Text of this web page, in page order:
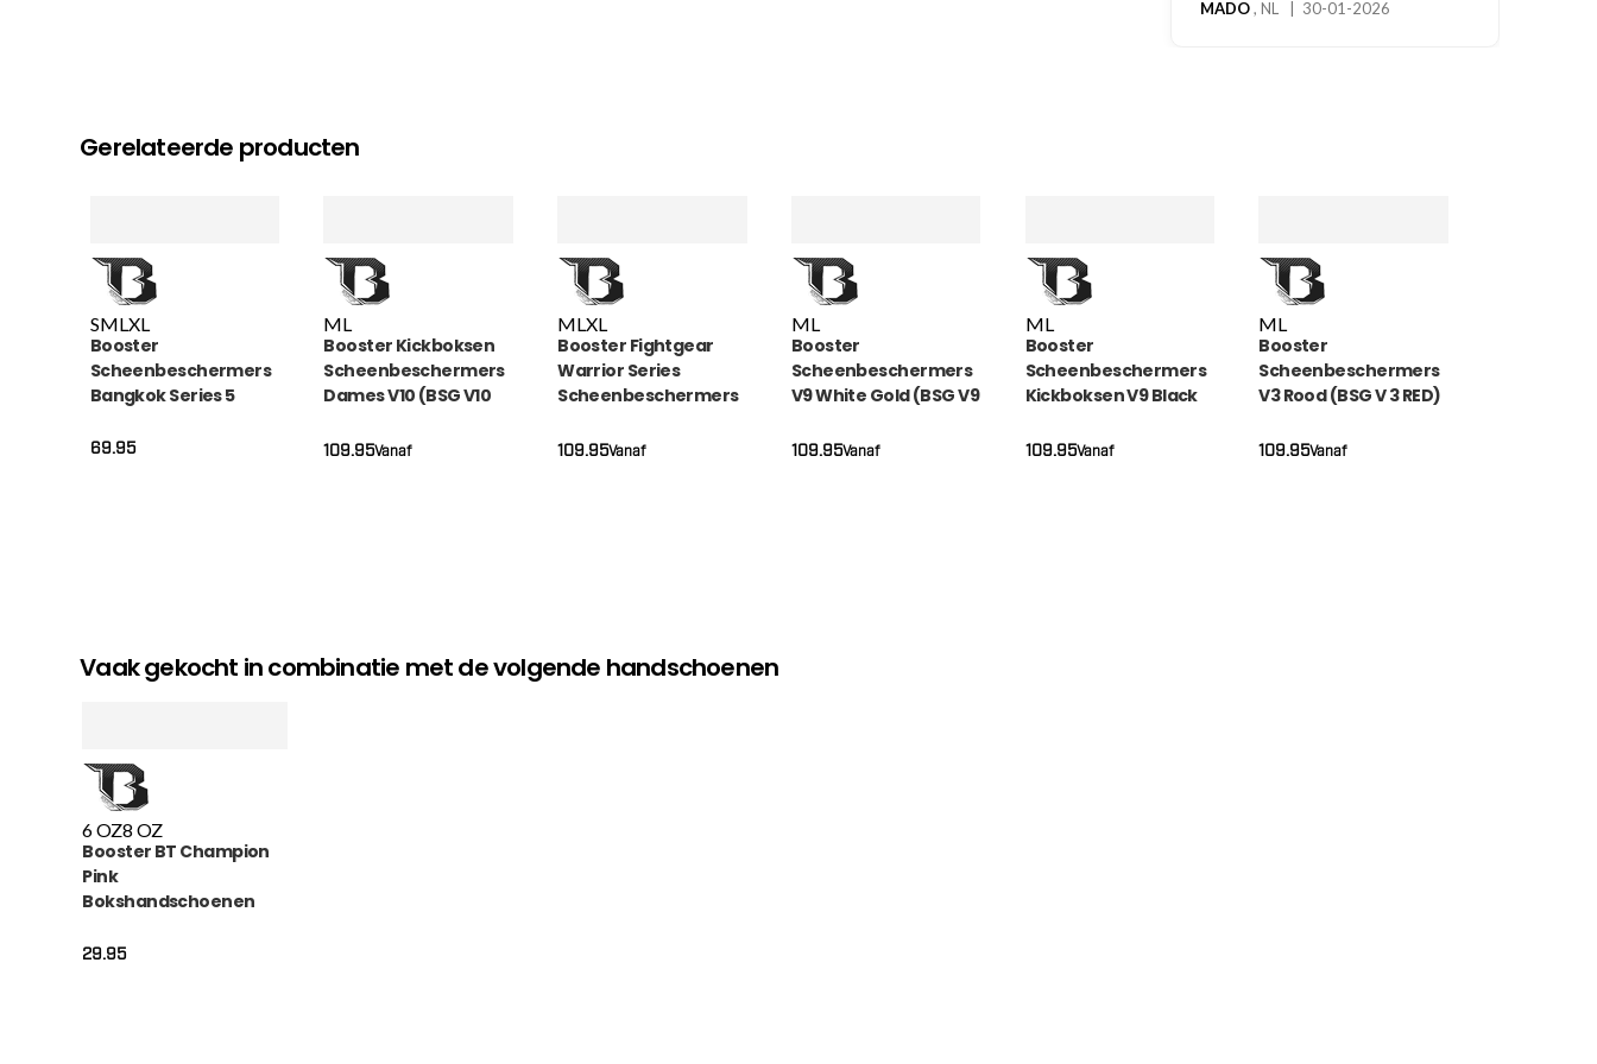
Gerelateerde producten
SMLXL
Booster
Scheenbeschermers
Bangkok Series 5
SG)
69.95
ML
Booster Kickboksen
Scheenbeschermers
Dames V10 (BSG V10
Vanaf
109.95
MLXL
Booster Fightgear
Warrior Series
Scheenbeschermers
Vanaf
109.95
ML
Booster
Scheenbeschermers
V9 White Gold (BSG V9
Vanaf
109.95
ML
Booster
Scheenbeschermers
Kickboksen V9 Black
BLUE) Vanaf
109.95
ML
Booster
Scheenbeschermers
V3 Rood (BSG V 3 RED)
Vanaf
109.95
Vaak gekocht in combinatie met de volgende handschoenen
6 OZ8 OZ
Booster BT Champion
Pink
Bokshandschoenen
29.95